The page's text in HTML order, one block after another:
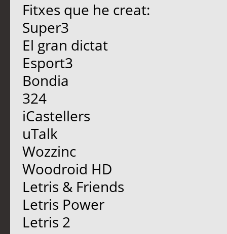
Fitxes que he creat:
Super3
El gran dictat
Esport3
Bondia
324
iCastellers
uTalk
Wozzinc
Woodroid HD
Letris & Friends
Letris Power
Letris 2